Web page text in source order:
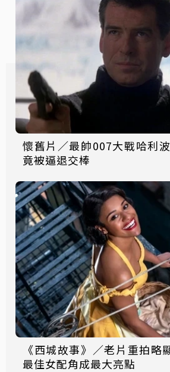
懷舊片／最帥007大戰哈利
竟被逼退交棒
《西城故事》／老片重拍
最佳女配角成最大亮點